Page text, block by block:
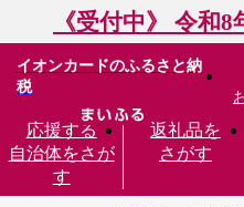
《受付中》 令和
イオンカードのふるさと納
税
応援する
自治体をさが
す
返礼品を
さがす